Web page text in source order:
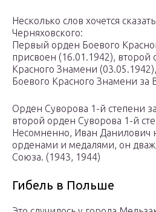
Несколько слов хочется
Черняховского:
Первый орден Боевого
присвоен (16.01.1942), второй
Красного Знамени
Боевого Красного Знамени за
Орден Суворова 1-й степени
второй орден Суворова 1-й
Несомненно, Иван Данилович
орденами и медалями, он
Союза. (1943, 1944)
Гибель в Польше